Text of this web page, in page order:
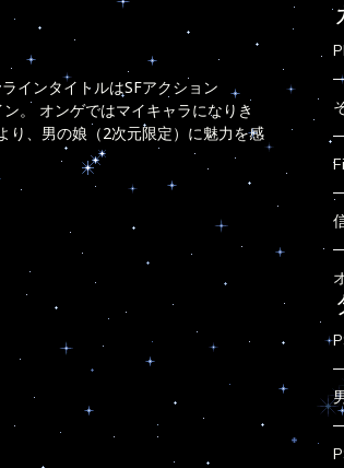
インタイトルはSFアクション
。 オンゲではマイキャラになりき
り、男の娘（2次元限定）に魅力を感